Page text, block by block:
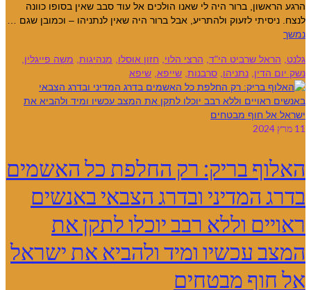
הרגע הראשון, ברור היה לי שאנו הולכים אל עוד סבב שאין בסופו כוונה
לנצח. ניסיתי לזעוק ולהתריע, אבל ברור היה שאין לנתניהו – וכמובן שגם …
נמשך
גלנט, הראל שרביט הי"ד, הרצי הלוי, חזון אוסלו, מנהיגות, משה פייגלין,
נשק יום הדין, נתניהו, סרבנות, שייפא, שיפא
11מרץ 2024
האלוף בריק: רק החלפת כל האשמים
בדרג המדיני ובדרג הצבאי באנשים
ראויים וללא רבב יוכלו לתקן את
המצב עכשיו ומיד ולהביא את ישראל
אל חוף מבטחים